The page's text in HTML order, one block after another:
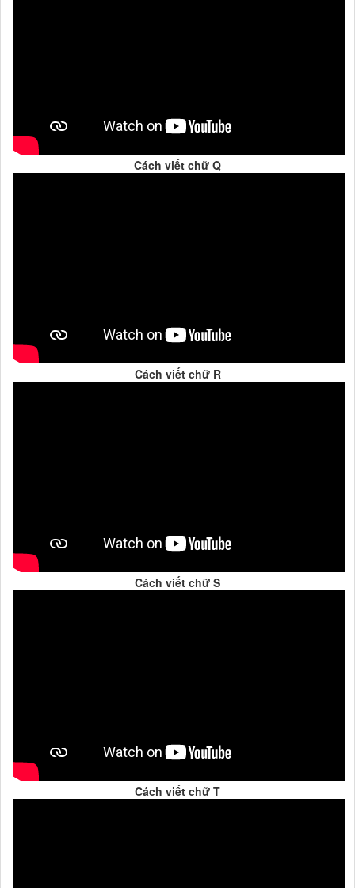
Cách viết chữ Q
Cách viết chữ R
Cách viết chữ S
Cách viết chữ T